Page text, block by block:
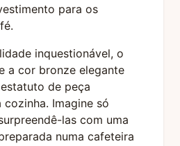
para os
inquestionável, o
a cor bronze elegante
de peça
Imagine só
las com uma
numa cafeteira